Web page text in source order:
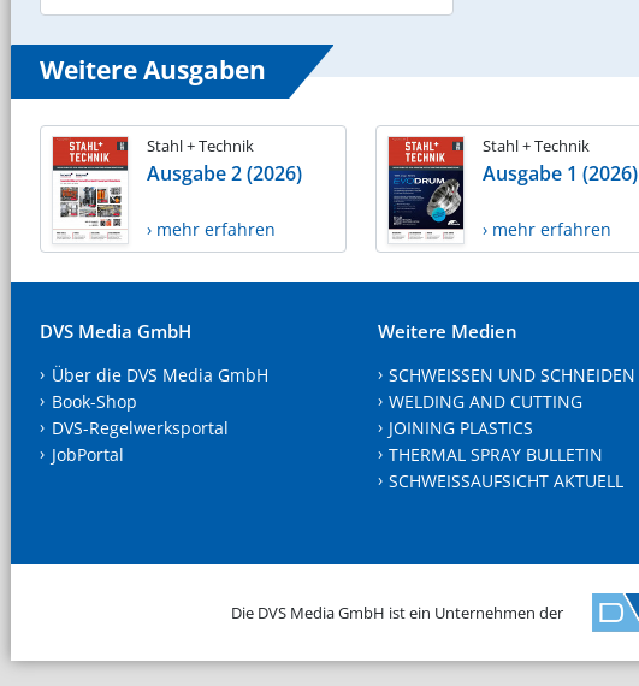
Weitere Ausgaben
Stahl + Technik
Ausgabe 2 (2026)
› mehr erfahren
Stahl + Technik
Ausgabe 1 (2026)
› mehr erfahren
DVS Media GmbH
Über die DVS Media GmbH
Book-Shop
DVS-Regelwerksportal
JobPortal
Weitere Medien
SCHWEISSEN UND SCHNEIDEN
WELDING AND CUTTING
JOINING PLASTICS
THERMAL SPRAY BULLETIN
SCHWEISSAUFSICHT AKTUELL
Die DVS Media GmbH ist ein Unternehmen der